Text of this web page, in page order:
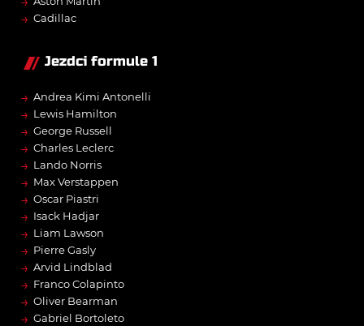
→ Cadillac
Jezdci formule 1
→ Andrea Kimi Antonelli
→ Lewis Hamilton
→ George Russell
→ Charles Leclerc
→ Lando Norris
→ Max Verstappen
→ Oscar Piastri
→ Isack Hadjar
→ Liam Lawson
→ Pierre Gasly
→ Arvid Lindblad
→ Franco Colapinto
→ Oliver Bearman
→ Gabriel Bortoleto